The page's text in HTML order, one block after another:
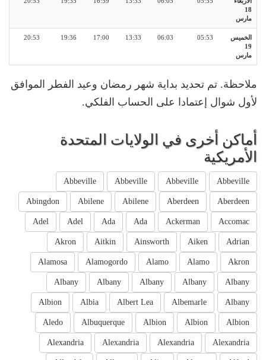
18
مارس
الخميس
19
مارس
05:53
06:03
13:33
17:00
19:36
20:53
ملاحظة. تم تحديد بداية شهر رمضان وعيد الفطر الموافق
لأول شوال إعتمادا على الحساب الفلكي.
أماكن أخرى في الولايات المتحدة
الأمريكية
Abbeville
Abbeville
Abbeville
Abbeville
Aberdeen
Aberdeen
Abilene
Abilene
Abingdon
Accomac
Ackerman
Ada
Ada
Adel
Adel
Adrian
Aiken
Ainsworth
Aitkin
Akron
Akron
Alamo
Alamo
Alamogordo
Alamosa
Albany
Albany
Albany
Albany
Albany
Albany
Albemarle
Albert Lea
Albia
Albion
Albion
Albion
Albion
Albuquerque
Aledo
Alexandria
Alexandria
Alexandria
Alexandria